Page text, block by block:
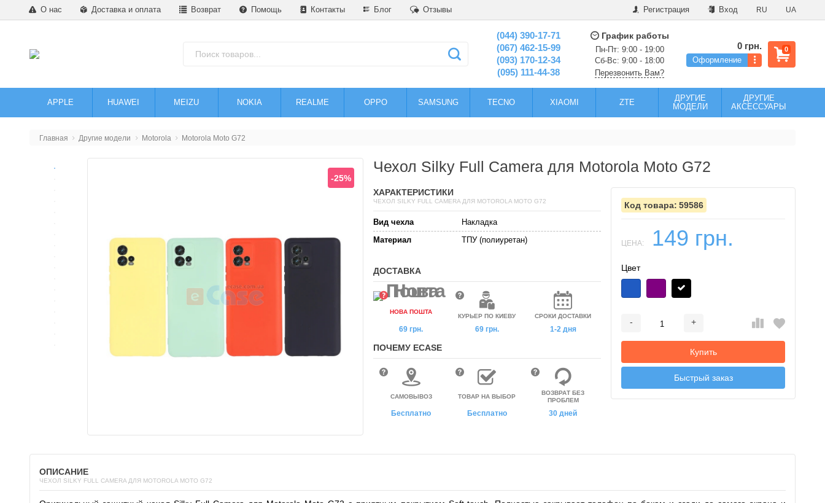
О нас Доставка и оплата Возврат Помощь Контакты Блог Отзывы Регистрация Вход RU UA
(044) 390-17-71
(067) 462-15-99
(093) 170-12-34
(095) 111-44-38
График работы
Пн-Пт: 9:00 - 19:00
Сб-Вс: 9:00 - 18:00
Перезвонить Вам?
0
0 грн.
Оформление
APPLE HUAWEI MEIZU NOKIA REALME OPPO SAMSUNG TECNO XIAOMI ZTE
ДРУГИЕ
МОДЕЛИ
ДРУГИЕ
АКСЕССУАРЫ
Главная Другие модели Motorola Motorola Moto G72
-25%
Чехол Silky Full Camera для Motorola Moto G72
59586
ЦЕНА: 149 грн.
Цвет
- +
Купить
Быстрый заказ
ХАРАКТЕРИСТИКИ
ЧЕХОЛ SILKY FULL CAMERA ДЛЯ MOTOROLA MOTO G72
Вид чехла
Накладка
Материал
ТПУ (полиуретан)
ДОСТАВКА
НОВА ПОШТА
69 грн.
КУРЬЕР ПО КИЕВУ
69 грн.
СРОКИ ДОСТАВКИ
1-2 дня
ПОЧЕМУ ECASE
САМОВЫВОЗ
Бесплатно
ТОВАР НА ВЫБОР
Бесплатно
ВОЗВРАТ БЕЗ
ПРОБЛЕМ
30 дней
ОПИСАНИЕ
ЧЕХОЛ SILKY FULL CAMERA ДЛЯ MOTOROLA MOTO G72